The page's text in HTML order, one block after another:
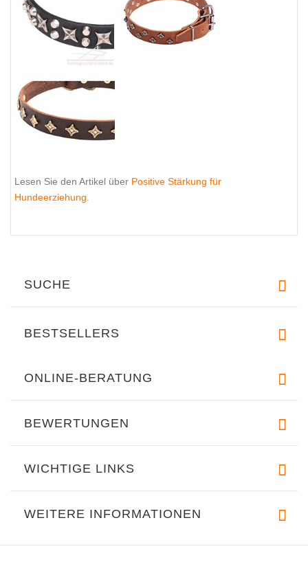
Lesen Sie den Artikel über Positive Stärkung für
Hundeerziehung.
SUCHE
BESTSELLERS
ONLINE-BERATUNG
BEWERTUNGEN
WICHTIGE LINKS
WEITERE INFORMATIONEN